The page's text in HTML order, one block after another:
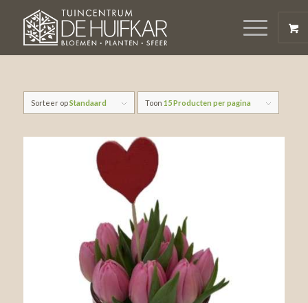
Sorteer opStandaard Toon 15 Producten per pagina